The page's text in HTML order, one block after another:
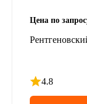
Цена по
4.8
Рейтинг 4.8 из